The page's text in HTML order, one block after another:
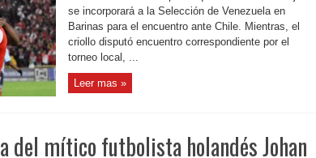
se incorporará a la Selección de Venezuela en
Barinas para el encuentro ante Chile. Mientras, el
criollo disputó encuentro correspondiente por el
torneo local, ...
Leer mas »
mítico futbolista holandés Johan